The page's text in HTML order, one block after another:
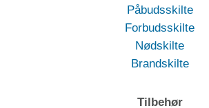
Påbudsskilte
Forbudsskilte
Nødskilte
Brandskilte
Tilbehør